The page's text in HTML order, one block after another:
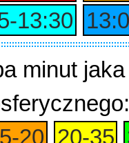
minut jaka
5‑20 20‑35